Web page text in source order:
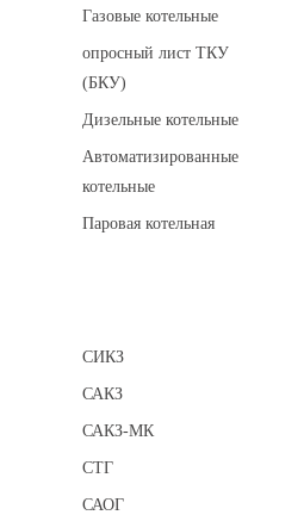
Газовые котельные
опросный лист ТКУ
(БКУ)
Дизельные котельные
Автоматизированные
котельные
Паровая котельная
СИКЗ
САКЗ
САКЗ-МК
СТГ
САОГ